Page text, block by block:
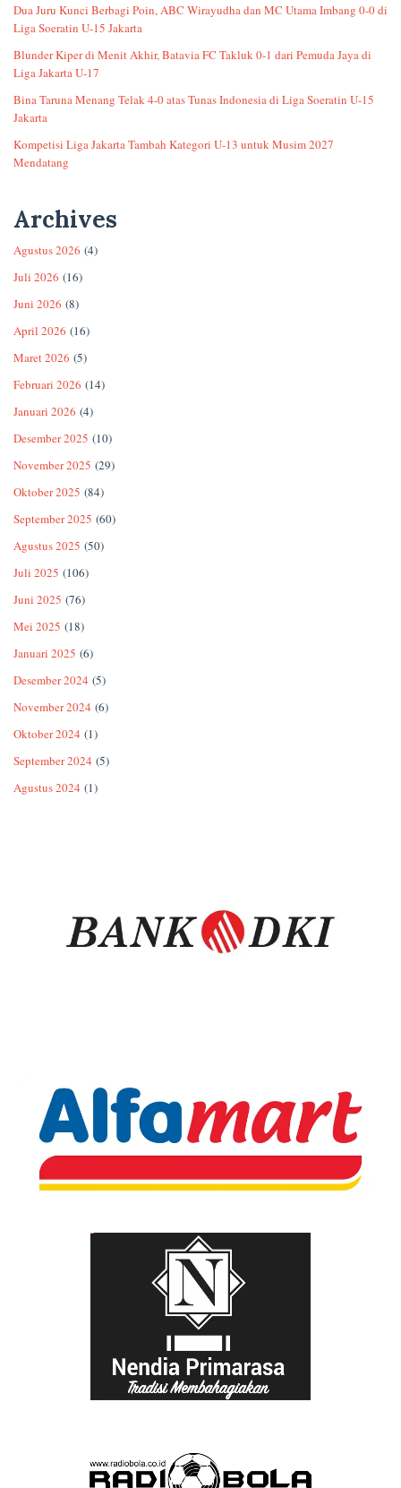
Dua Juru Kunci Berbagi Poin, ABC Wirayudha dan MC Utama Imbang 0-0 di
Liga Soeratin U-15 Jakarta
Blunder Kiper di Menit Akhir, Batavia FC Takluk 0-1 dari Pemuda Jaya di
Liga Jakarta U-17
Bina Taruna Menang Telak 4-0 atas Tunas Indonesia di Liga Soeratin U-15
Jakarta
Kompetisi Liga Jakarta Tambah Kategori U-13 untuk Musim 2027
Mendatang
Archives
Agustus 2026 (4)
Juli 2026 (16)
Juni 2026 (8)
April 2026 (16)
Maret 2026 (5)
Februari 2026 (14)
Januari 2026 (4)
Desember 2025 (10)
November 2025 (29)
Oktober 2025 (84)
September 2025 (60)
Agustus 2025 (50)
Juli 2025 (106)
Juni 2025 (76)
Mei 2025 (18)
Januari 2025 (6)
Desember 2024 (5)
November 2024 (6)
Oktober 2024 (1)
September 2024 (5)
Agustus 2024 (1)